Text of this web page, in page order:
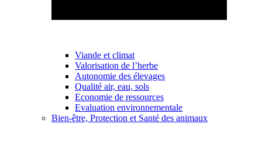
Viande et climat
Valorisation de l’herbe
Autonomie des élevages
Qualité air, eau, sols
Economie de ressources
Evaluation environnementale
Bien-être, Protection et Santé des animaux